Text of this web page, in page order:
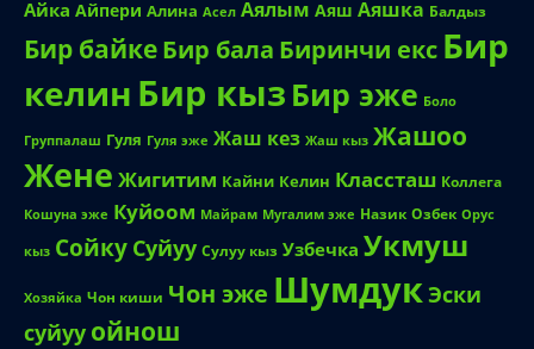
Айка Айпери Алина Асел Аялым Аяш Аяшка Балдыз
Бир байкеБир бала Биринчи екс Бир
келин Бир кыз Бир эже Боло
Группалаш Гуля Гуля эже Жаш кез Жаш кыз Жашоо
Жене Жигитим Кайни Келин Классташ Коллега
Кошуна эже Куйоом Майрам Мугалим эже Назик Озбек Орус
кыз Сойку Суйуу Сулуу кыз Узбечка Укмуш
Хозяйка Чон киши Чон эже ШумдукЭски
суйуу ойнош